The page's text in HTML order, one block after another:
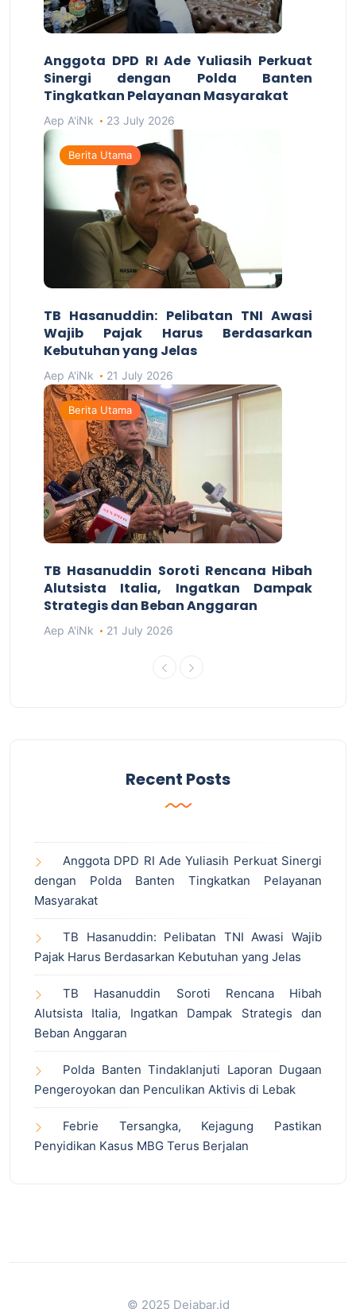
Anggota DPD RI Ade Yuliasih Perkuat
Sinergi dengan Polda Banten
Tingkatkan Pelayanan Masyarakat
Aep A'iNk 23 July 2026
Berita Utama
TB Hasanuddin: Pelibatan TNI Awasi
Wajib Pajak Harus Berdasarkan
Kebutuhan yang Jelas
Aep A'iNk 21 July 2026
Berita Utama
TB Hasanuddin Soroti Rencana Hibah
Alutsista Italia, Ingatkan Dampak
Strategis dan Beban Anggaran
Aep A'iNk 21 July 2026
Recent Posts
Anggota DPD RI Ade Yuliasih Perkuat Sinergi
dengan Polda Banten Tingkatkan Pelayanan
Masyarakat
TB Hasanuddin: Pelibatan TNI Awasi Wajib
Pajak Harus Berdasarkan Kebutuhan yang Jelas
TB Hasanuddin Soroti Rencana Hibah
Alutsista Italia, Ingatkan Dampak Strategis dan
Beban Anggaran
Polda Banten Tindaklanjuti Laporan Dugaan
Pengeroyokan dan Penculikan Aktivis di Lebak
Febrie Tersangka, Kejagung Pastikan
Penyidikan Kasus MBG Terus Berjalan
© 2025 Dejabar.id